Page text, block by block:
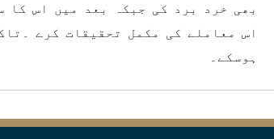
بھی خرد برد کی جبکہ بعد میں اس کا
اس معاملے کی مکمل تحقیقات کرے
ہوسکے۔